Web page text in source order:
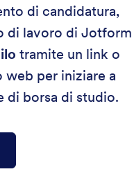
di candidatura,
di lavoro di Jotform
tramite un link o
web per iniziare a
di borsa di studio.